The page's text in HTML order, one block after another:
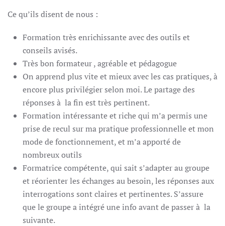
Ce qu’ils disent de nous :
Formation très enrichissante avec des outils et
conseils avisés.
Très bon formateur , agréable et pédagogue
On apprend plus vite et mieux avec les cas pratiques, à
encore plus privilégier selon moi. Le partage des
réponses à la fin est très pertinent.
Formation intéressante et riche qui m’a permis une
prise de recul sur ma pratique professionnelle et mon
mode de fonctionnement, et m’a apporté de
nombreux outils
Formatrice compétente, qui sait s’adapter au groupe
et réorienter les échanges au besoin, les réponses aux
interrogations sont claires et pertinentes. S’assure
que le groupe a intégré une info avant de passer à la
suivante.